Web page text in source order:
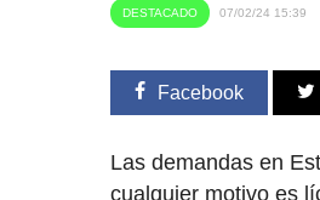
DESTACADO 07/02/24 15:39
Facebook
Las demandas en
cualquier motivo es